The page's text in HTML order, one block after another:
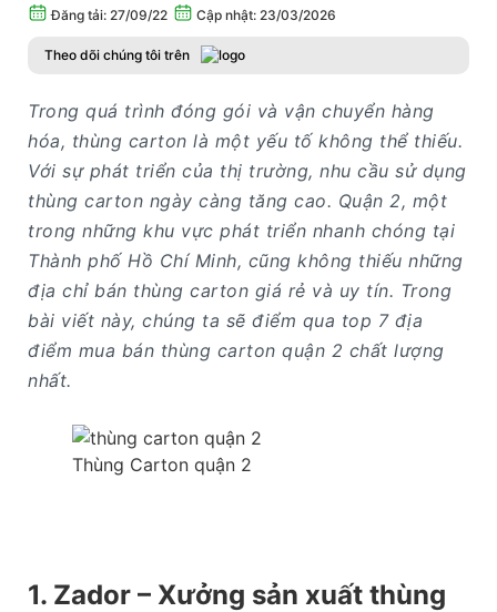
Đăng tải: 27/09/22 Cập nhật: 23/03/2026
Theo dõi chúng tôi trên
Trong quá trình đóng gói và vận chuyển hàng
hóa, thùng carton là một yếu tố không thể thiếu.
Với sự phát triển của thị trường, nhu cầu sử dụng
thùng carton ngày càng tăng cao. Quận 2, một
trong những khu vực phát triển nhanh chóng tại
Thành phố Hồ Chí Minh, cũng không thiếu những
địa chỉ bán thùng carton giá rẻ và uy tín. Trong
bài viết này, chúng ta sẽ điểm qua top 7 địa
điểm mua bán thùng carton quận 2 chất lượng
nhất.
Thùng Carton quận 2
1. Zador – Xưởng sản xuất thùng